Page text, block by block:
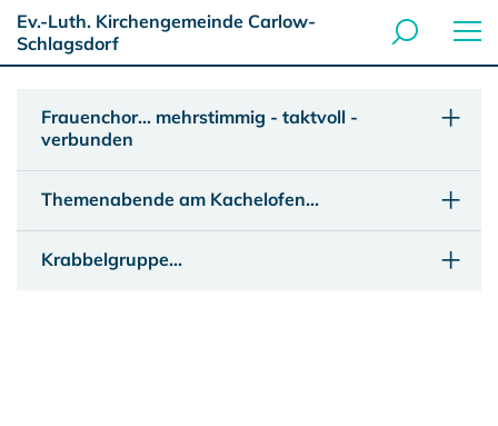
Ev.-Luth. Kirchengemeinde Carlow-
Schlagsdorf
Frauenchor... mehrstimmig - taktvoll -
verbunden
Themenabende am Kachelofen...
Krabbelgruppe...